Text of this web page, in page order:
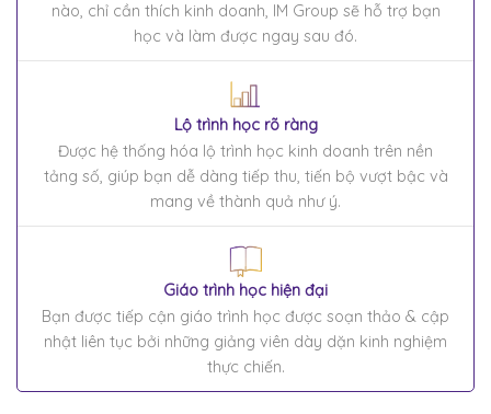
nào, chỉ cần thích kinh doanh, IM Group sẽ hỗ trợ bạn
học và làm được ngay sau đó.
Lộ trình học rõ ràng
Được hệ thống hóa lộ trình học kinh doanh trên nền
tảng số, giúp bạn dễ dàng tiếp thu, tiến bộ vượt bậc và
mang về thành quả như ý.
Giáo trình học hiện đại
Bạn được tiếp cận giáo trình học được soạn thảo & cập
nhật liên tục bởi những giảng viên dày dặn kinh nghiệm
thực chiến.